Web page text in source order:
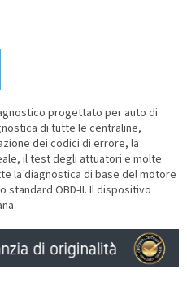
progettato per auto di
di tutte le centraline,
dei codici di errore, la
il test degli attuatori e molte
la diagnostica di base del motore
standard OBD-II. Il dispositivo